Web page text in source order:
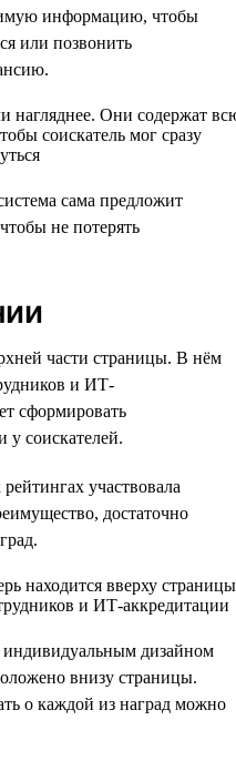
информацию, чтобы
или позвонить
сама предложит
не потерять
части страницы. В нём
и ИТ-
сформировать
соискателей.
участвовала
достаточно
дизайном
внизу страницы.
о каждой из наград можно